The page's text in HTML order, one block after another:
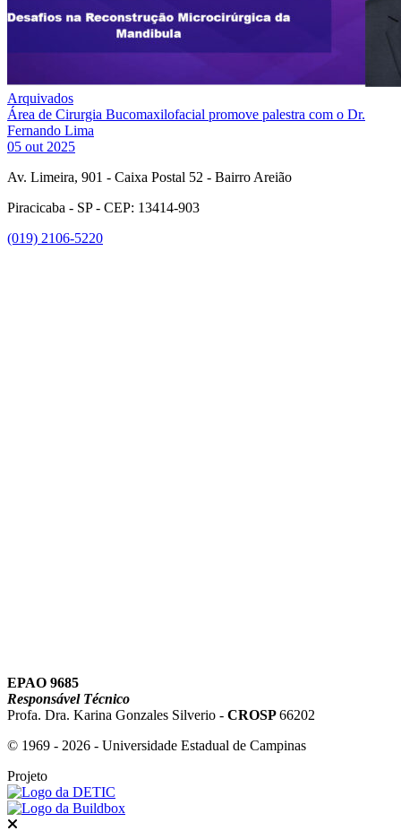
Arquivados
Área de Cirurgia Bucomaxilofacial promove palestra com o Dr.
Fernando Lima
05 out 2025
Av. Limeira, 901 - Caixa Postal 52 - Bairro Areião
Piracicaba - SP - CEP: 13414-903
(019) 2106-5220
EPAO 9685
Responsável Técnico
Profa. Dra. Karina Gonzales Silverio - CROSP66202
© 1969 - 2026 - Universidade Estadual de Campinas
Projeto